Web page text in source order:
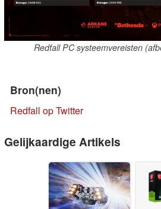
Redfall PC systeemvereisten
Bron(nen)
Redfall op Twitter
Gelijkaardige Artikels